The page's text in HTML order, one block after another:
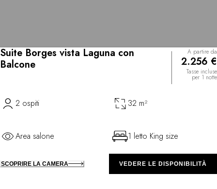
Suite Borges vista Laguna con
Balcone
A partire da
2.256 €
Tasse incluse
per 1 notte
2 ospiti 32 m²
Area salone 1 letto King size
SCOPRIRE LA CAMERA VEDERE LE DISPONIBILITÀ